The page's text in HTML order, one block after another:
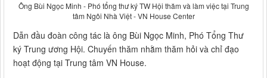
Ông Bùi Ngọc Minh - Phó tổng thư ký TW Hội thăm và làm việc tại Trung
tâm Ngôi Nhà Việt - VN House Center
Dẫn đầu đoàn công tác là ông Bùi Ngọc Minh, Phó Tổng Thư
ký Trung ương Hội. Chuyến thăm nhằm thăm hỏi và chỉ đạo
hoạt động tại Trung tâm VN House.